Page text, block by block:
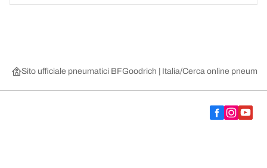
Sito ufficiale pneumatici BFGoodrich | Italia Cerca online